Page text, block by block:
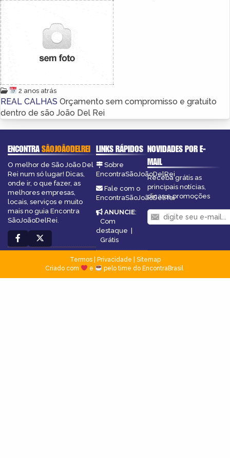
2 anos atrás
REAL CALHAS Orçamento sem compromisso e gratuito
dentro de são João Del Rei
ENCONTRASÃOJOÃODELREI
O melhor de São João Del
Rei num só lugar! Dicas,
onde ir, o que fazer, as
melhores empresas,
locais, serviços e muito
mais no guia Encontra
SãoJoãoDelRei.
LINKS RÁPIDOS
Sobre
EncontraSãoJoãoDelRei
Fale com o
EncontraSãoJoãoDelRei
ANUNCIE:
Com
destaque |
Grátis
NOVIDADES POR E-
MAIL
Receba grátis as
principais notícias,
dicas e promoções
Termos| Privacidade
Sitemap
Criado com
e pelo time do EncontraBrasil